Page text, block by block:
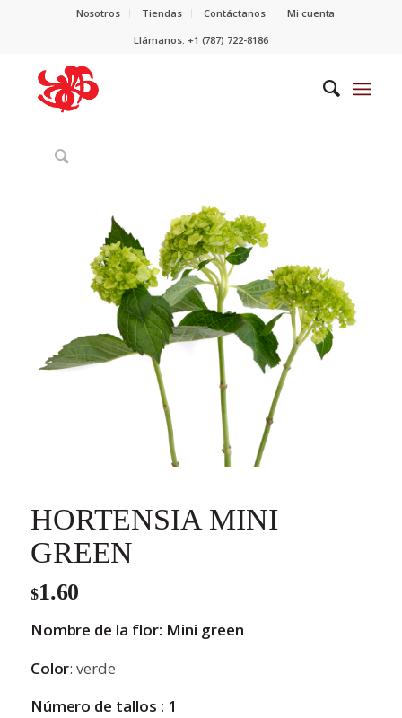
Nosotros Tiendas Contáctanos
Mi cuenta
Llámanos: +1 (787) 722-8186
HORTENSIA MINI
GREEN
$1.60
Nombre de la flor: Mini green
Color: verde
Número de tallos : 1